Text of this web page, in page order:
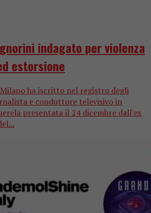
indagato per violenza
estorsione
ha iscritto nel registro degli
e conduttore televisivo in
presentata il 24 dicembre dall'ex